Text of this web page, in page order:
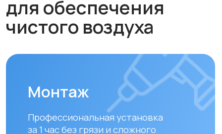
Обслуживание и
технический осмотр
раз в 6–12
для долгой и эффективной
работы устройства.